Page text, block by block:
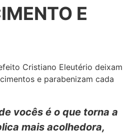
E
Cristiano Eleutério deixam
e parabenizam cada
vocês é o que torna a
mais acolhedora,